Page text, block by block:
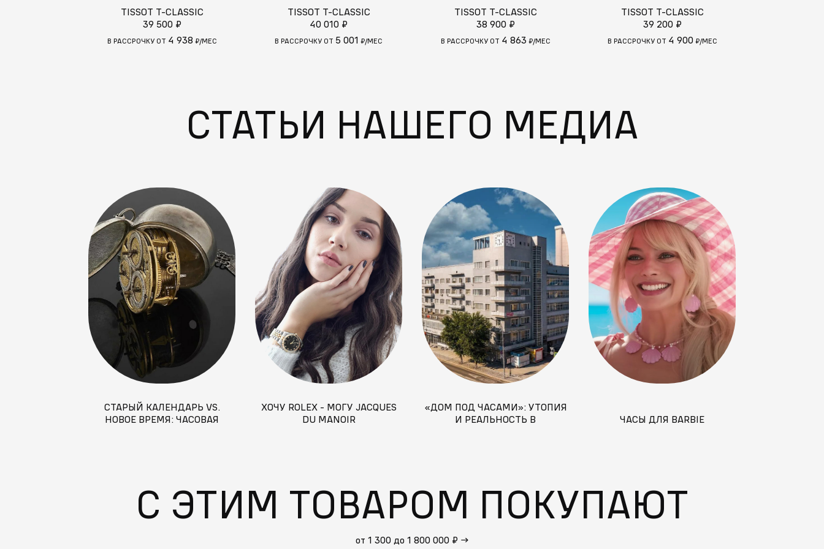
TISSOT T-CLASSIC
39 500 ₽
В РАССРОЧКУ ОТ 4 938 ₽/МЕС
TISSOT T-CLASSIC
40 010 ₽
В РАССРОЧКУ ОТ 5 001 ₽/МЕС
TISSOT T-CLASSIC
38 900 ₽
В РАССРОЧКУ ОТ 4 863 ₽/МЕС
TISSOT T-CLASSIC
39 200 ₽
В РАССРОЧКУ ОТ 4 900 ₽/МЕС
СТАТЬИ НАШЕГО МЕДИА
СТАРЫЙ КАЛЕНДАРЬ VS.
НОВОЕ ВРЕМЯ: ЧАСОВАЯ
ХОЧУ ROLEX - МОГУ JACQUES
DU MANOIR
«ДОМ ПОД ЧАСАМИ»: УТОПИЯ
И РЕАЛЬНОСТЬ В
ЧАСЫ ДЛЯ BARBIE
С ЭТИМ ТОВАРОМ ПОКУПАЮТ
от 1 300 до 1 800 000 ₽ →